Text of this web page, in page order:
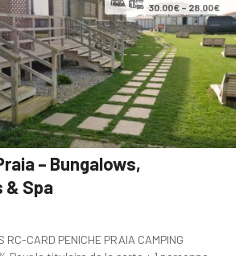
30.00€ – 28.00€
– Bungalows,
& Spa
RC-CARD PENICHE PRAIA CAMPING